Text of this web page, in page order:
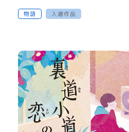
物語 入選作品